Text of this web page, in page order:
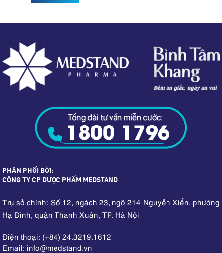
PHÂN PHỐI BỞI:
CÔNG TY CP DƯỢC PHẨM MEDSTAND
Trụ sở chính: Số 12, ngách 23, ngõ 214 Nguyễn Xiển, phường
Hạ Đình, quận Thanh Xuân, TP. Hà Nội
Điện thoại: (+84) 24.3219.1612
Email: info@medstand.vn